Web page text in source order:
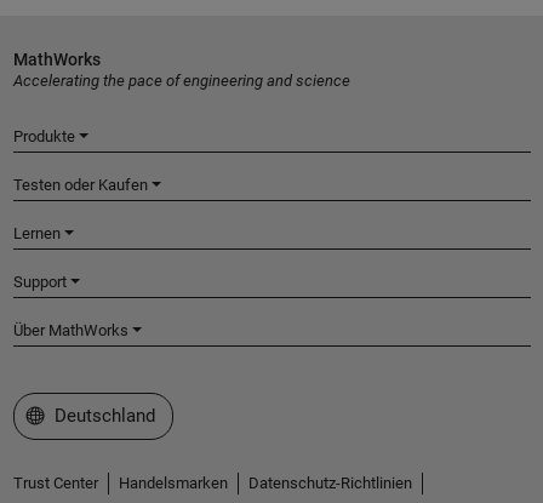
MathWorks
Accelerating the pace of engineering and science
Produkte
Testen oder Kaufen
Lernen
Support
Über MathWorks
Website auswählen
Deutschland
Trust Center Handelsmarken Datenschutz-Richtlinien